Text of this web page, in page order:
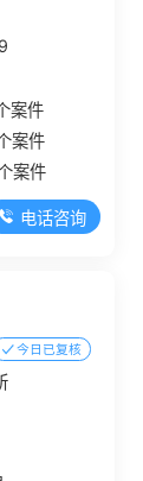
案件
案件
案件
电话咨询
今日已复核